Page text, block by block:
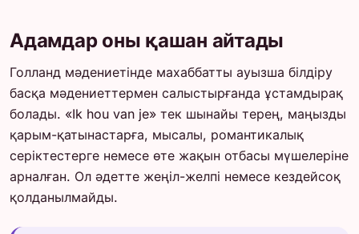
Адамдар оны қашан айтады
Голланд мәдениетінде махаббатты ауызша білдіру
басқа мәдениеттермен салыстырғанда ұстамдырақ
болады. «Ik hou van je» тек шынайы терең, маңызды
қарым-қатынастарға, мысалы, романтикалық
серіктестерге немесе өте жақын отбасы мүшелеріне
арналған. Ол әдетте жеңіл-желпі немесе кездейсоқ
қолданылмайды.